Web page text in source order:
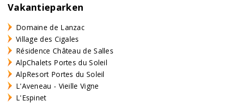
Vakantieparken
Domaine de Lanzac
Village des Cigales
Résidence Château de Salles
AlpChalets Portes du Soleil
AlpResort Portes du Soleil
L'Aveneau - Vieille Vigne
L'Espinet